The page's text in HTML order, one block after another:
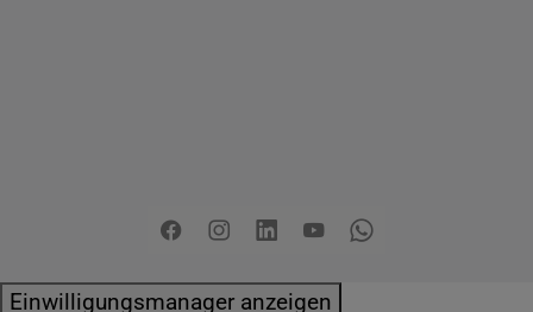
Facebook
Instagram
LinkedIn
YouTubeWhatsapp
Einwilligungsmanager anzeigen